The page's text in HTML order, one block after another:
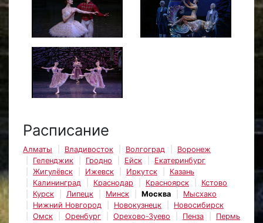
Расписание
Алматы Владивосток Волгоград
Воронеж
Геленджик
Гродно Ейск
Екатеринбург
Жигулёвск
Ижевск Иркутск
Казань
Калининград
Краснодар Красноярск
Кстово
Курск
Липецк Минск Москва
Мысхако
Нижний Новгород
Новокузнецк
Новосибирск
Омск
Оренбург Орехово-Зуево Пенза
Пермь